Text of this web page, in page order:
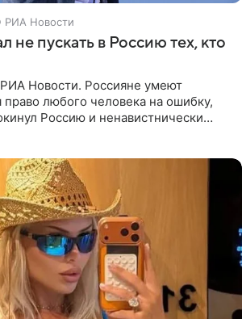
РИА Новости
не пускать в Россию тех, кто
Новости. Россияне умеют
любого человека на ошибку,
Россию и ненавистнически